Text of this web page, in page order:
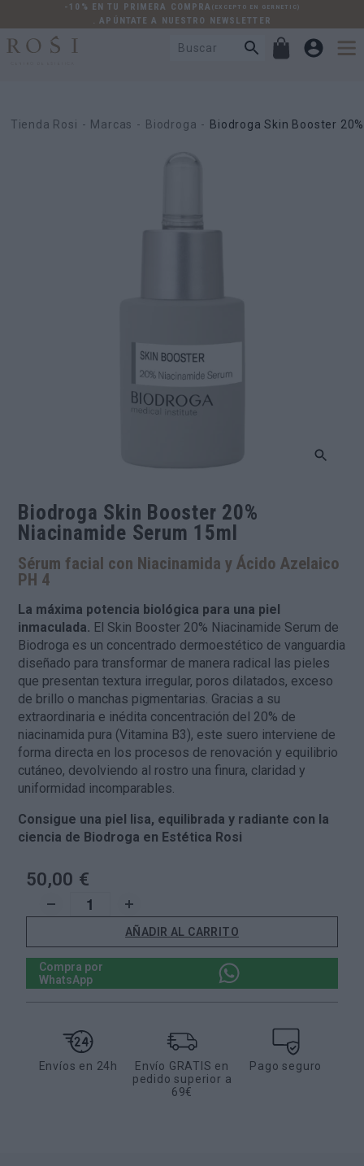
-10% EN TU PRIMERA COMPRA (EXCEPTO EN GERNETIC)
. APÚNTATE A NUESTRO NEWSLETTER
Tienda Rosi Marcas Biodroga Biodroga Skin Booster
Biodroga Skin Booster 20%
Niacinamide Serum 15ml
Sérum facial con Niacinamida y Ácido Azelaico
PH 4
La máxima potencia biológica para una piel
inmaculada. El Skin Booster 20% Niacinamide Serum de
Biodroga es un concentrado dermoestético de vanguardia
diseñado para transformar de manera radical las pieles
que presentan textura irregular, poros dilatados, exceso
de brillo o manchas pigmentarias. Gracias a su
extraordinaria e inédita concentración del 20% de
niacinamida pura (Vitamina B3), este suero interviene de
forma directa en los procesos de renovación y equilibrio
cutáneo, devolviendo al rostro una finura, claridad y
uniformidad incomparables.
Consigue una piel lisa, equilibrada y radiante con la
ciencia de Biodroga en Estética Rosi
50,00 €
AÑADIR AL CARRITO
Compra por
WhatsApp
Envíos en 24h
Envío GRATIS en
pedido superior a
69€
Pago seguro